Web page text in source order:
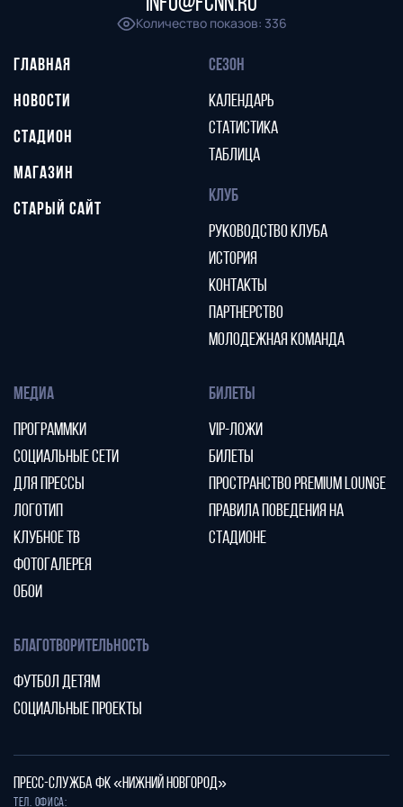
Количество показов: 336
ГЛАВНАЯ
НОВОСТИ
СТАДИОН
МАГАЗИН
СТАРЫЙ САЙТ
СЕЗОН
КАЛЕНДАРЬ
СТАТИСТИКА
ТАБЛИЦА
КЛУБ
РУКОВОДСТВО КЛУБА
ИСТОРИЯ
КОНТАКТЫ
ПАРТНЕРСТВО
МОЛОДЕЖНАЯ КОМАНДА
МЕДИА
ПРОГРАММКИ
СОЦИАЛЬНЫЕ СЕТИ
ДЛЯ ПРЕССЫ
ЛОГОТИП
КЛУБНОЕ ТВ
ФОТОГАЛЕРЕЯ
ОБОИ
БИЛЕТЫ
VIP-ЛОЖИ
БИЛЕТЫ
ПРОСТРАНСТВО PREMIUM LOUNGE
ПРАВИЛА ПОВЕДЕНИЯ НА
СТАДИОНЕ
БЛАГОТВОРИТЕЛЬНОСТЬ
ФУТБОЛ ДЕТЯМ
СОЦИАЛЬНЫЕ ПРОЕКТЫ
ПРЕСС-СЛУЖБА ФК «НИЖНИЙ НОВГОРОД»
Тел. офиса: